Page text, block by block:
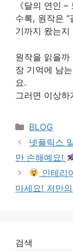
《달의 연인
수록, 원작은 “
기까지 왔는지
원작을 읽을
장 기억에 남
요.
그러면 이상
Categories
BLOG
넷플릭스
만 손해예요!
인테리
마세요! 저만
검색